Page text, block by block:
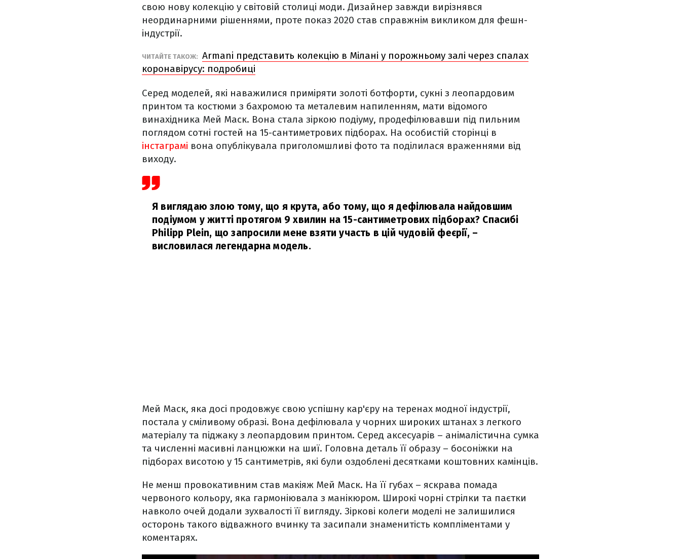
свою нову колекцію у світовій столиці моди. Дизайнер завжди вирізнявся
неординарними рішеннями, проте показ 2020 став справжнім викликом для фешн-
індустрії.
ЧИТАЙТЕ ТАКОЖ: Armani представить колекцію в Мілані у порожньому залі через спалах
коронавірусу: подробиці
Серед моделей, які наважилися приміряти золоті ботфорти, сукні з леопардовим
принтом та костюми з бахромою та металевим напиленням, мати відомого
винахідника Мей Маск. Вона стала зіркою подіуму, продефілювавши під пильним
поглядом сотні гостей на 15-сантиметрових підборах. На особистій сторінці в
інстаграмі вона опублікувала приголомшливі фото та поділилася враженнями від
виходу.
Я виглядаю злою тому, що я крута, або тому, що я дефілювала найдовшим
подіумом у житті протягом 9 хвилин на 15-сантиметрових підборах? Спасибі
Philipp Plein, що запросили мене взяти участь в цій чудовій феєрії, –
висловилася легендарна модель.
Мей Маск, яка досі продовжує свою успішну кар'єру на теренах модної індустрії,
постала у сміливому образі. Вона дефілювала у чорних широких штанах з легкого
матеріалу та піджаку з леопардовим принтом. Серед аксесуарів – анімалістична сумка
та численні масивні ланцюжки на шиї. Головна деталь її образу – босоніжки на
підборах висотою у 15 сантиметрів, які були оздоблені десятками коштовних камінців.
Не менш провокативним став макіяж Мей Маск. На її губах – яскрава помада
червоного кольору, яка гармоніювала з манікюром. Широкі чорні стрілки та паєтки
навколо очей додали зухвалості її вигляду. Зіркові колеги моделі не залишилися
осторонь такого відважного вчинку та засипали знаменитість компліментами у
коментарях.